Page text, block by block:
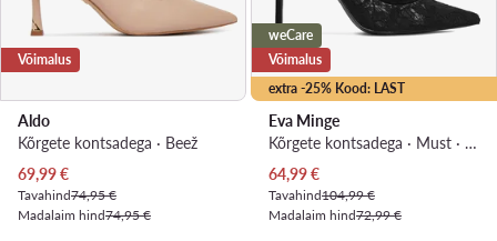
Võimalus
Aldo
Kõrgete kontsadega · Beež
Praegune hind
69,99€
Tavahind74,95 €
Madalaim hind74,95 €
extra -25% Kood: LAST
weCare
Võimalus
Eva Minge
Kõrgete kontsadega · Must · 11 cm
Praegune hind
64,99€
Tavahind104,99 €
Madalaim hind72,99 €